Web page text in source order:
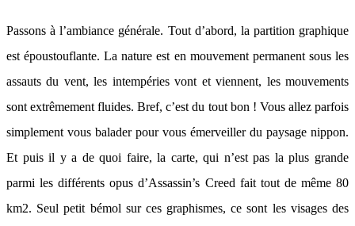
Passons à l’ambiance générale. Tout d’abord, la partition graphique
est époustouflante. La nature est en mouvement permanent sous les
assauts du vent, les intempéries vont et viennent, les mouvements
sont extrêmement fluides. Bref, c’est du tout bon ! Vous allez parfois
simplement vous balader pour vous émerveiller du paysage nippon.
Et puis il y a de quoi faire, la carte, qui n’est pas la plus grande
parmi les différents opus d’Assassin’s Creed fait tout de même 80
km2. Seul petit bémol sur ces graphismes, ce sont les visages des